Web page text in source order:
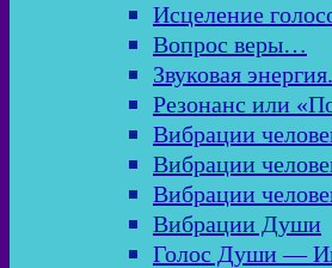
Исцеление
Вопрос веры…
Звуковая
Резонанс или
Вибрации
Вибрации
Вибрации
Вибрации Души
Голос Души —